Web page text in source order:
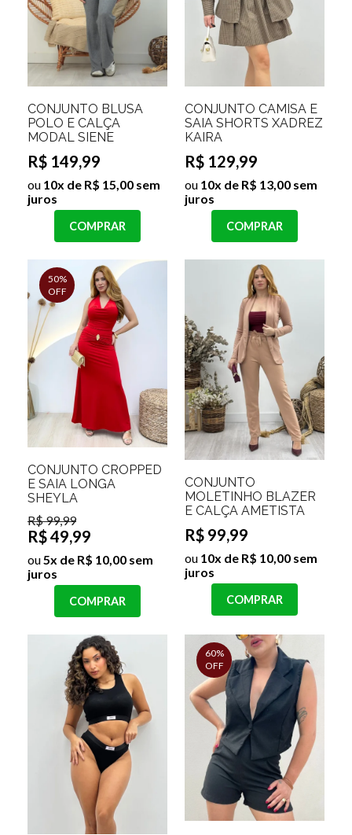
CONJUNTO BLUSA
POLO E CALÇA
MODAL SIENE
R$ 149,99
ou 10x de R$ 15,00 sem
juros
COMPRAR
CONJUNTO CAMISA E
SAIA SHORTS XADREZ
KAIRA
R$ 129,99
ou 10x de R$ 13,00 sem
juros
COMPRAR
50%
OFF
CONJUNTO CROPPED
E SAIA LONGA
SHEYLA
R$ 99,99
R$ 49,99
ou5x de R$ 10,00 sem
juros
COMPRAR
CONJUNTO
MOLETINHO BLAZER
E CALÇA AMETISTA
R$ 99,99
ou 10x de R$ 10,00 sem
juros
COMPRAR
60%
OFF